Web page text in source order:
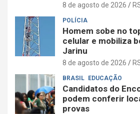
8 de agosto de 2026
POLÍCIA
Homem sobe no
celular e mobiliza
Jarinu
8 de agosto de 2026
BRASIL EDUCAÇÃO
Candidatos do
podem conferir
provas